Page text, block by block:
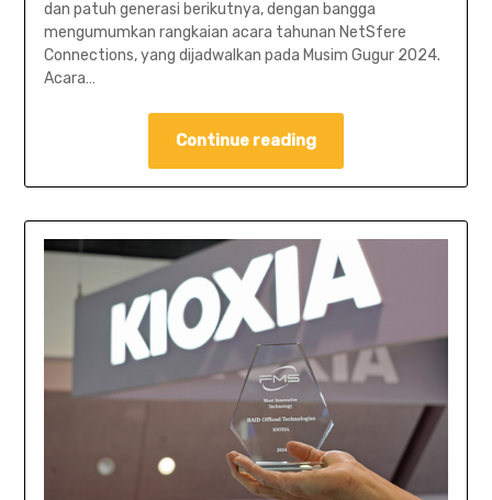
dan patuh generasi berikutnya, dengan bangga
mengumumkan rangkaian acara tahunan NetSfere
Connections, yang dijadwalkan pada Musim Gugur 2024.
Acara…
Continue reading